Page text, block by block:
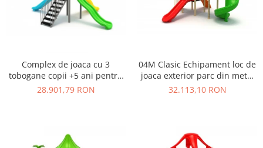
Ghivece de exterior
Ghivece din beton
Stalpi / bolarzi de delimitare
pentru trotuar
Cismea stradala / gradina
Magazie pubele / tomberoane
Complex de joaca cu 3
tobogane copii +5 ani pentru
loc de joaca - 03M
28.901,79 RON
04M Clasic Echipament loc de
joaca exterior parc din metal
cu Scara 2 Tobogane si
32.113,10 RON